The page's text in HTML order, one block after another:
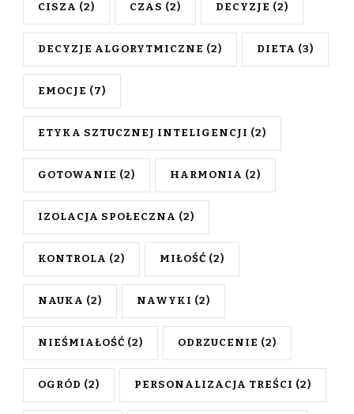
CISZA (2) CZAS (2) DECYZJE (2)
DECYZJE ALGORYTMICZNE (2) DIETA (3)
EMOCJE (7)
ETYKA SZTUCZNEJ INTELIGENCJI (2)
GOTOWANIE (2) HARMONIA (2)
IZOLACJA SPOŁECZNA (2)
KONTROLA (2) MIŁOŚĆ (2)
NAUKA (2) NAWYKI (2)
NIEŚMIAŁOŚĆ (2) ODRZUCENIE (2)
OGRÓD (2) PERSONALIZACJA TREŚCI (2)